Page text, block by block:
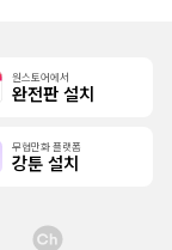
원스토어에서
완전판 설치
무협만화 플랫폼
강툰 설치